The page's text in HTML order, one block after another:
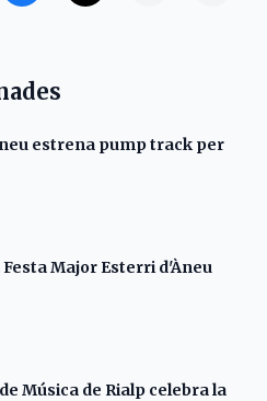
estrena pump track per
Major Esterri d'Àneu
Música de Rialp celebra la